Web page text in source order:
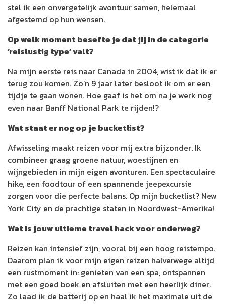
stel ik een onvergetelijk avontuur samen, helemaal
afgestemd op hun wensen.
Op welk moment besefte je dat jij in de categorie
‘reislustig type’ valt?
Na mijn eerste reis naar Canada in 2004, wist ik dat ik er
terug zou komen. Zo’n 9 jaar later besloot ik om er een
tijdje te gaan wonen. Hoe gaaf is het om na je werk nog
even naar Banff National Park te rijden!?
Wat staat er nog op je bucketlist?
Afwisseling maakt reizen voor mij extra bijzonder. Ik
combineer graag groene natuur, woestijnen en
wijngebieden in mijn eigen avonturen. Een spectaculaire
hike, een foodtour of een spannende jeepexcursie
zorgen voor die perfecte balans. Op mijn bucketlist? New
York City en de prachtige staten in Noordwest-Amerika!
Wat is jouw ultieme travel hack voor onderweg?
Reizen kan intensief zijn, vooral bij een hoog reistempo.
Daarom plan ik voor mijn eigen reizen halverwege altijd
een rustmoment in: genieten van een spa, ontspannen
met een goed boek en afsluiten met een heerlijk diner.
Zo laad ik de batterij op en haal ik het maximale uit de